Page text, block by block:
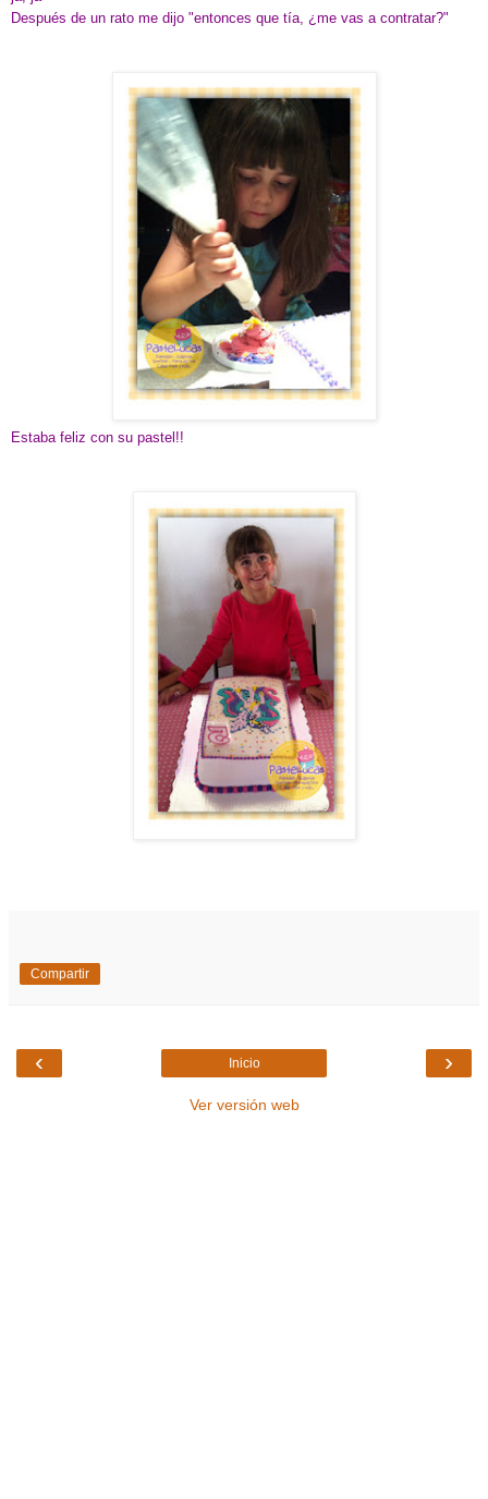
Después de un rato me dijo "entonces que tía, ¿me vas a contratar?"
Estaba feliz con su pastel!!
Compartir
‹ ›
Inicio
Ver versión web